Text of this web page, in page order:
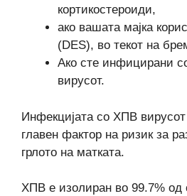
кортикостероиди,
ако вашата мајка
(DES), во текот на
Ако сте инфицирани
вирусот.
Инфекцијата со ХПВ вирусот
главен фактор на ризик за
грлото на матката.
ХПВ е изолиран во 99.7% од